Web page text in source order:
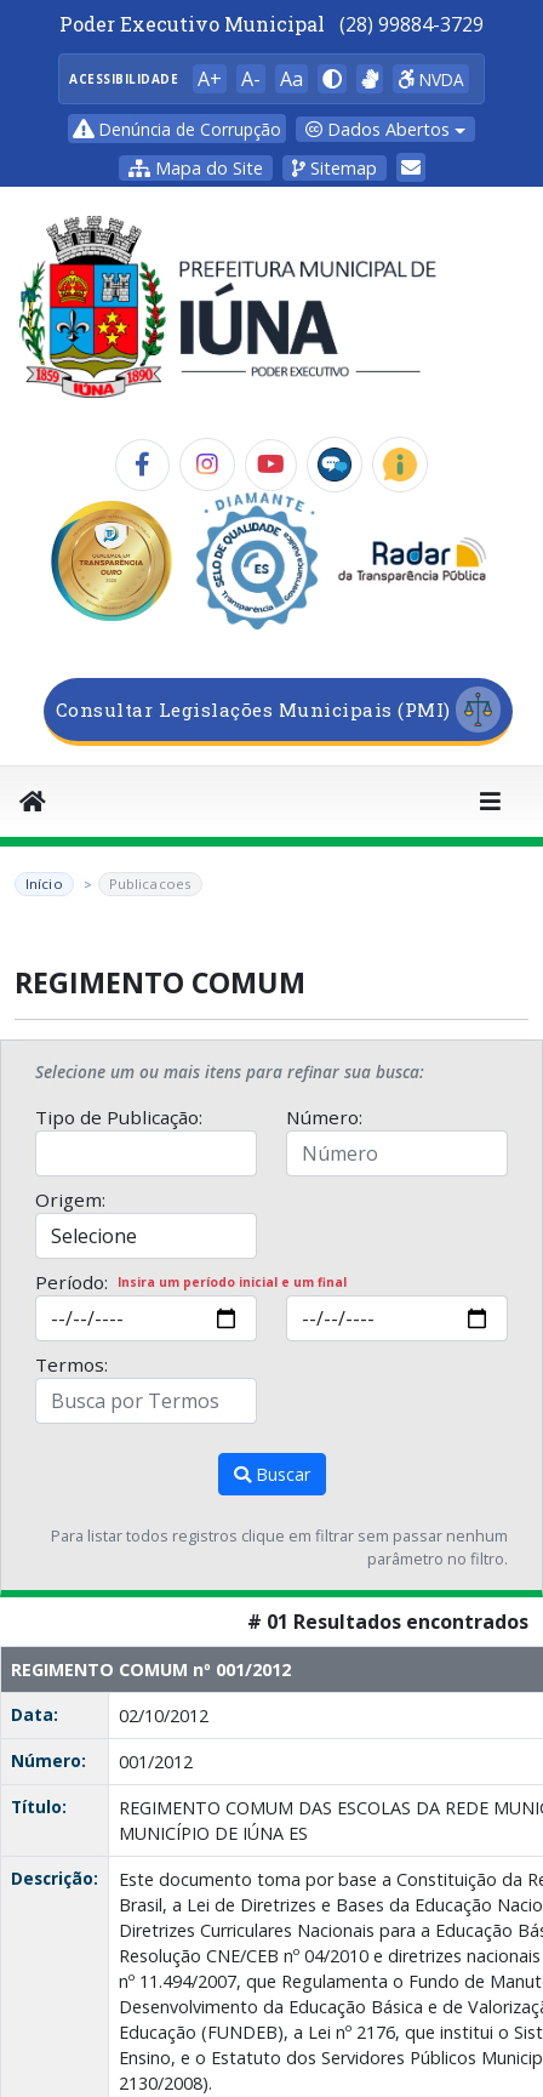
Poder Executivo Municipal (28) 99884-3729
ACESSIBILIDADE A+ A- Aa NVDA
Denúncia de Corrupção
Dados Abertos
Mapa do Site
Sitemap
Consultar Legislações Municipais (PMI)
Início Publicacoes
REGIMENTO COMUM
Selecione um ou mais itens para refinar sua busca:
Tipo de Publicação: Número:
Origem:
Período: Insira um período inicial e um final
Termos:
Buscar
Para listar todos registros clique em filtrar sem passar nenhum
parâmetro no filtro.
# 01 Resultados encontrados
REGIMENTO COMUM nº 001/2012
Data:
02/10/2012
Número:
001/2012
Título:
REGIMENTO COMUM DAS ESCOLAS DA REDE
MUNICÍPIO DE IÚNA ES
Descrição:
Este documento toma por base a Constituição da
Brasil, a Lei de Diretrizes e Bases da Educação
Diretrizes Curriculares Nacionais para a Educação
Resolução CNE/CEB nº 04/2010 e diretrizes
nº 11.494/2007, que Regulamenta o Fundo de
Desenvolvimento da Educação Básica e de
Educação (FUNDEB), a Lei nº 2176, que institui o
Ensino, e o Estatuto dos Servidores Públicos
2130/2008).